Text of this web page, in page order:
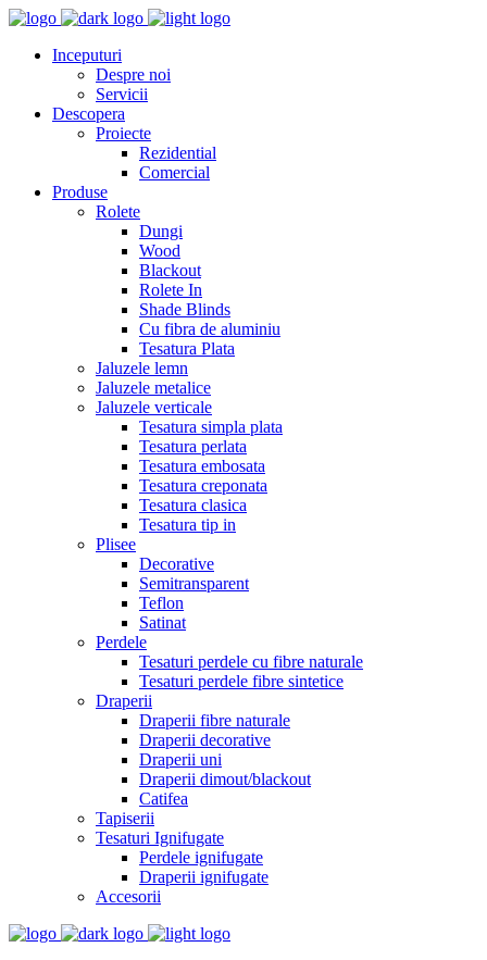
Inceputuri
Despre noi
Servicii
Descopera
Proiecte
Rezidential
Comercial
Produse
Rolete
Dungi
Wood
Blackout
Rolete In
Shade Blinds
Cu fibra de aluminiu
Tesatura Plata
Jaluzele lemn
Jaluzele metalice
Jaluzele verticale
Tesatura simpla plata
Tesatura perlata
Tesatura embosata
Tesatura creponata
Tesatura clasica
Tesatura tip in
Plisee
Decorative
Semitransparent
Teflon
Satinat
Perdele
Tesaturi perdele cu fibre naturale
Tesaturi perdele fibre sintetice
Draperii
Draperii fibre naturale
Draperii decorative
Draperii uni
Draperii dimout/blackout
Catifea
Tapiserii
Tesaturi Ignifugate
Perdele ignifugate
Draperii ignifugate
Accesorii